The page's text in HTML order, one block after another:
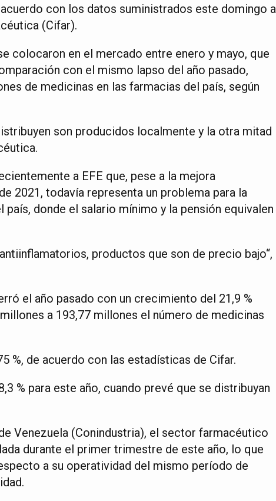
con los datos suministrados este domingo a
(Cifar).
colocaron en el mercado entre enero y mayo, que
con el mismo lapso del año pasado,
de medicinas en las farmacias del país, según
son producidos localmente y la otra mitad
a EFE que, pese a la mejora
2021, todavía representa un problema para la
país, donde el salario mínimo y la pensión equivalen
productos que son de precio bajo“,
el año pasado con un crecimiento del 21,9 %
a 193,77 millones el número de medicinas
%, de acuerdo con las estadísticas de Cifar.
% para este año, cuando prevé que se distribuyan
Venezuela (Conindustria), el sector farmacéutico
durante el primer trimestre de este año, lo que
a su operatividad del mismo período de